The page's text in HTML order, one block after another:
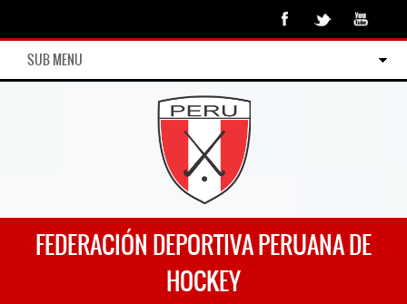
SUB MENU
FEDERACIÓN DEPORTIVA PERUANA DE
HOCKEY